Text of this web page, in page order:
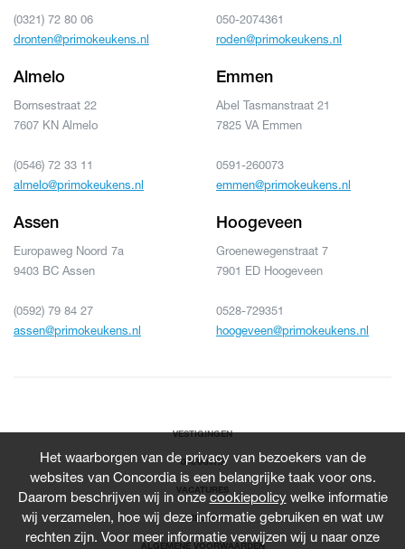
(0321) 72 80 06
dronten@primokeukens.nl
050-2074361
roden@primokeukens.nl
Almelo
Bornsestraat 22
7607 KN Almelo
(0546) 72 33 11
almelo@primokeukens.nl
Emmen
Abel Tasmanstraat 21
7825 VA Emmen
0591-260073
emmen@primokeukens.nl
Assen
Europaweg Noord 7a
9403 BC Assen
(0592) 79 84 27
assen@primokeukens.nl
Hoogeveen
Groenewegenstraat 7
7901 ED Hoogeveen
0528-729351
hoogeveen@primokeukens.nl
VESTIGINGEN
GARANTIE
VACATURES
NIEUWS
ALGEMENE VOORWAARDEN
Het waarborgen van de privacy van bezoekers van de
websites van Concordia is een belangrijke taak voor ons.
Daarom beschrijven wij in onzecookiepolicywelke informatie
wij verzamelen, hoe wij deze informatie gebruiken en wat uw
rechten zijn. Voor meer informatie verwijzen wij u naar onze